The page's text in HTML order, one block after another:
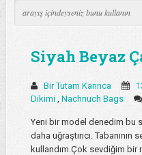
Siyah Beyaz
Bir Tutam Karınca
Dikimi Nachnuch Bags
Yeni bir model denedim bu
daha uğraştırıcı.
kullandım.Çok sevdiğim